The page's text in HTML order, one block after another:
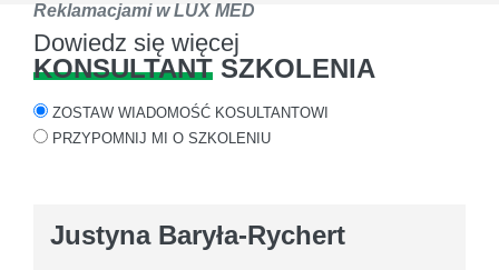
Reklamacjami w LUX MED
Dowiedz się więcej
KONSULTANT SZKOLENIA
ZOSTAW WIADOMOŚĆ KOSULTANTOWI
PRZYPOMNIJ MI O SZKOLENIU
Justyna Baryła-Rychert